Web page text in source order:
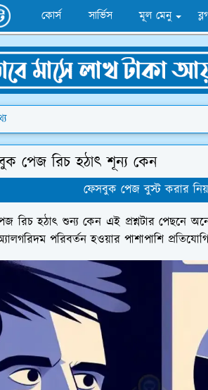
কোর্স সার্ভিস মূল মেনু
পেজ রিচ হঠাৎ শূন্য কেন
ফেসবুক পেজ বুস্ট করার
রিচ হঠাৎ শুন্য কেন এই প্রশ্নটার পেছনে
পরিবর্তন হওয়ার পাশাপাশি